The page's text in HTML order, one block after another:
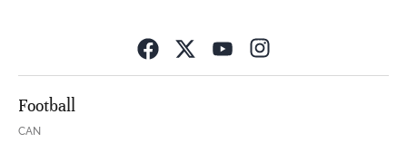
Football
CAN